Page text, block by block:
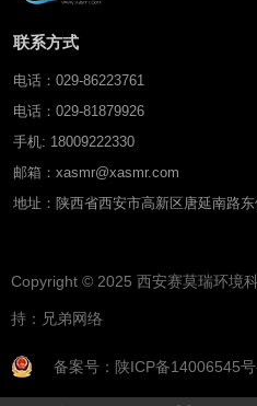
联系方式
电话：029-86223761
电话：029-81879926
手机: 18009222330
邮箱：xasmr@xasmr.com
地址：陕西省西安市高新区唐延南路
Copyright © 2025 西安赛莫
持： 兄弟网络
备案号：陕ICP备14006545号